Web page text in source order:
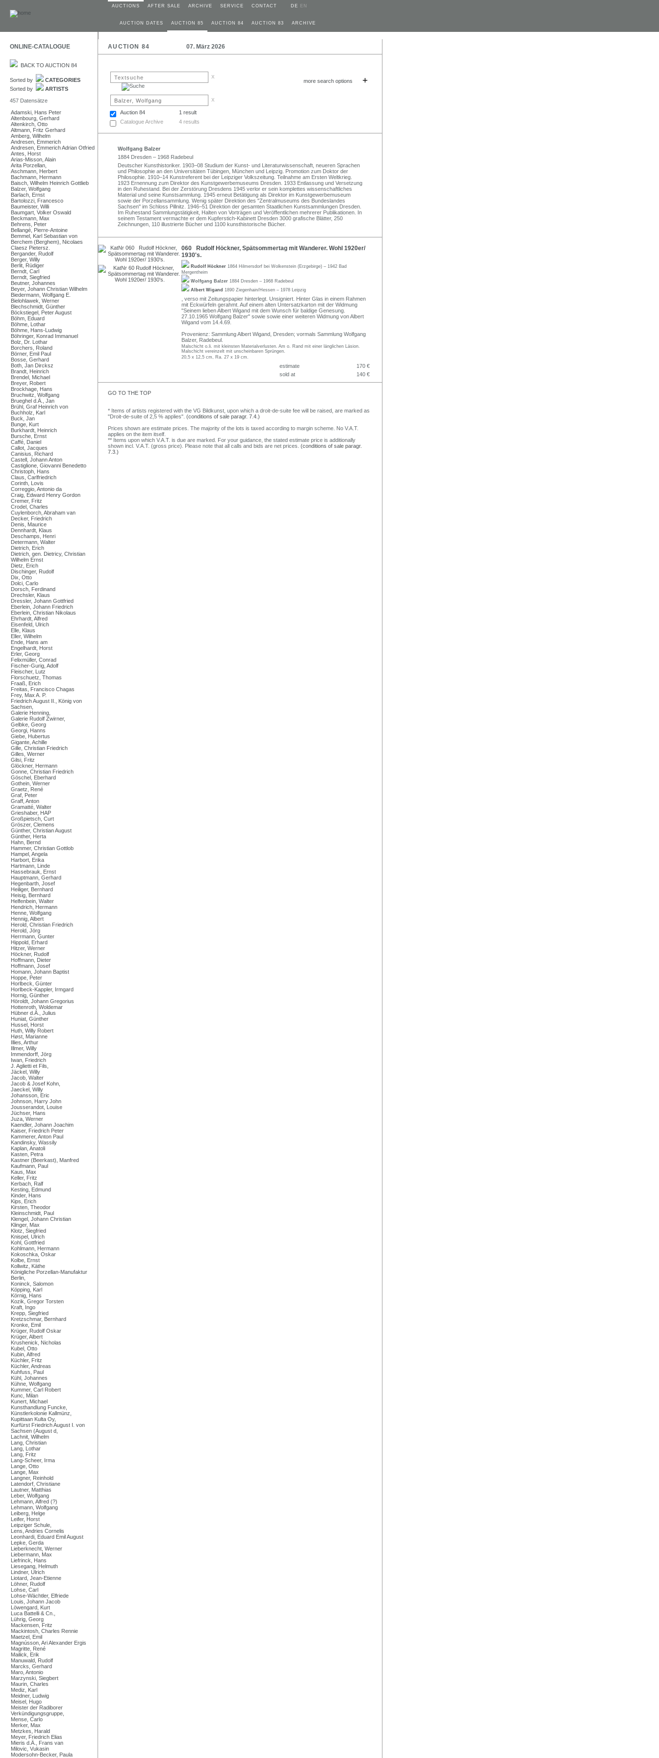
AUCTIONS AFTER SALE ARCHIVE SERVICE CONTACT DE EN
AUCTION DATES AUCTION 85 AUCTION 84 AUCTION 83 ARCHIVE
ONLINE-CATALOGUE AUCTION 84 07. März 2026
BACK TO AUCTION 84
Sorted by
CATEGORIES
Sorted by
ARTISTS
457 Datensätze
Adamski, Hans Peter
Altenbourg, Gerhard
Altenkirch, Otto
Altmann, Fritz Gerhard
Amberg, Wilhelm
Andresen, Emmerich
Andresen, Emmerich Adrian Otfried
Antes, Horst
Arias-Misson, Alain
Arita Porzellan,
Aschmann, Herbert
Bachmann, Hermann
Baisch, Wilhelm Heinrich Gottlieb
Balzer, Wolfgang
Barlach, Ernst
Bartolozzi, Francesco
Baumeister, Willi
Baumgart, Volker Oswald
Beckmann, Max
Behrens, Peter
Bellangé, Pierre-Antoine
Bemmel, Karl Sebastian von
Berchem (Berghem), Nicolaes
Claesz Pietersz.
Bergander, Rudolf
Berger, Willy
Berlit, Rüdiger
Berndt, Carl
Berndt, Siegfried
Beutner, Johannes
Beyer, Johann Christian Wilhelm
Biedermann, Wolfgang E.
Bielohlawek, Werner
Blechschmidt, Günther
Böckstiegel, Peter August
Böhm, Eduard
Böhme, Lothar
Böhme, Hans-Ludwig
Böhringer, Konrad Immanuel
Bolz, Dr. Lothar
Borchers, Roland
Börner, Emil Paul
Bosse, Gerhard
Both, Jan Dircksz
Brandt, Heinrich
Brendel, Michael
Breyer, Robert
Brockhage, Hans
Bruchwitz, Wolfgang
Brueghel d.Ä., Jan
Brühl, Graf Heinrich von
Buchholz, Karl
Buck, Jan
Bunge, Kurt
Burkhardt, Heinrich
Bursche, Ernst
Caffé, Daniel
Callot, Jacques
Canisius, Richard
Castell, Johann Anton
Castiglione, Giovanni Benedetto
Christoph, Hans
Claus, Carlfriedrich
Corinth, Lovis
Correggio, Antonio da
Craig, Edward Henry Gordon
Cremer, Fritz
Crodel, Charles
Cuylenborch, Abraham van
Decker, Friedrich
Denis, Maurice
Dennhardt, Klaus
Deschamps, Henri
Determann, Walter
Dietrich, Erich
Dietrich, gen. Dietricy, Christian
Wilhelm Ernst
Dietz, Erich
Dischinger, Rudolf
Dix, Otto
Dolci, Carlo
Dorsch, Ferdinand
Drechsler, Klaus
Dressler, Johann Gottfried
Eberlein, Johann Friedrich
Eberlein, Christian Nikolaus
Ehrhardt, Alfred
Eisenfeld, Ulrich
Elle, Klaus
Eller, Wilhelm
Ende, Hans am
Engelhardt, Horst
Erler, Georg
Felixmüller, Conrad
Fischer-Gurig, Adolf
Fleischer, Lutz
Florschuetz, Thomas
Fraaß, Erich
Freitas, Francisco Chagas
Frey, Max A. P.
Friedrich August II., König von
Sachsen,
Galerie Henning,
Galerie Rudolf Zwirner,
Gelbke, Georg
Georgi, Hanns
Giebe, Hubertus
Gigante, Achille
Gille, Christian Friedrich
Gilles, Werner
Gilsi, Fritz
Glöckner, Hermann
Gonne, Christian Friedrich
Göschel, Eberhard
Gothein, Werner
Graetz, René
Graf, Peter
Graff, Anton
Gramatté, Walter
Grieshaber, HAP
Großpietsch, Curt
Gröszer, Clemens
Günther, Christian August
Günther, Herta
Hahn, Bernd
Hammer, Christian Gottlob
Hampel, Angela
Harbort, Erika
Hartmann, Linde
Hassebrauk, Ernst
Hauptmann, Gerhard
Hegenbarth, Josef
Heiliger, Bernhard
Heisig, Bernhard
Helfenbein, Walter
Hendrich, Hermann
Henne, Wolfgang
Hennig, Albert
Herold, Christian Friedrich
Herold, Jörg
Herrmann, Gunter
Hippold, Erhard
Hitzer, Werner
Höckner, Rudolf
Hoffmann, Dieter
Hoffmann, Josef
Homann, Johann Baptist
Hoppe, Peter
Horlbeck, Günter
Horlbeck-Kappler, Irmgard
Hornig, Günther
Höroldt, Johann Gregorius
Hottenroth, Woldemar
Hübner d.Ä., Julius
Huniat, Günther
Hussel, Horst
Huth, Willy Robert
Høst, Marianne
Illies, Arthur
Illmer, Willy
Immendorff, Jörg
Iwan, Friedrich
J. Aglietti et Fils,
Jäckel, Willy
Jacob, Walter
Jacob & Josef Kohn,
Jaeckel, Willy
Johansson, Eric
Johnson, Harry John
Jousserandot, Louise
Jüchser, Hans
Juza, Werner
Kaendler, Johann Joachim
Kaiser, Friedrich Peter
Kammerer, Anton Paul
Kandinsky, Wassily
Kaplan, Anatoli
Kasten, Petra
Kastner (Beerkast), Manfred
Kaufmann, Paul
Kaus, Max
Keller, Fritz
Kerbach, Ralf
Kesting, Edmund
Kinder, Hans
Kips, Erich
Kirsten, Theodor
Kleinschmidt, Paul
Klengel, Johann Christian
Klinger, Max
Klotz, Siegfried
Knispel, Ulrich
Kohl, Gottfried
Kohlmann, Hermann
Kokoschka, Oskar
Kolbe, Ernst
Kollwitz, Käthe
Königliche Porzellan-Manufaktur
Berlin,
Koninck, Salomon
Köpping, Karl
Körnig, Hans
Kozik, Gregor Torsten
Kraft, Ingo
Krepp, Siegfried
Kretzschmar, Bernhard
Kronke, Emil
Krüger, Rudolf Oskar
Krüger, Albert
Krushenick, Nicholas
Kubel, Otto
Kubin, Alfred
Küchler, Fritz
Küchler, Andreas
Kuhfuss, Paul
Kühl, Johannes
Kühne, Wolfgang
Kummer, Carl Robert
Kunc, Milan
Kunert, Michael
Kunsthandlung Funcke,
Künstlerkolonie Kallmünz,
Kupittaan Kulta Oy,
Kurfürst Friedrich August I. von
Sachsen (August d,
Lachnit, Wilhelm
Lang, Christian
Lang, Lothar
Lang, Fritz
Lang-Scheer, Irma
Lange, Otto
Lange, Max
Langner, Reinhold
Latendorf, Christiane
Lautner, Matthias
Leber, Wolfgang
Lehmann, Alfred (?)
Lehmann, Wolfgang
Leiberg, Helge
Leifer, Horst
Leipziger Schule,
Lens, Andries Cornelis
Leonhardi, Eduard Emil August
Lepke, Gerda
Lieberknecht, Werner
Liebermann, Max
Liefrinck, Hans
Liesegang, Helmuth
Lindner, Ulrich
Liotard, Jean-Etienne
Löhner, Rudolf
Lohse, Carl
Lohse-Wächtler, Elfriede
Louis, Johann Jacob
Löwengard, Kurt
Luca Battelli & Cn.,
Lührig, Georg
Mackensen, Fritz
Mackintosh, Charles Rennie
Maetzel, Emil
Magnússon, Ari Alexander Ergis
Magritte, René
Mailick, Erik
Manuwald, Rudolf
Marcks, Gerhard
Maro, Antonio
Marzynski, Siegbert
Maurin, Charles
Mediz, Karl
Meidner, Ludwig
Meisel, Hugo
Meister der Radiborer
Verkündigungsgruppe,
Mense, Carlo
Merker, Max
Metzkes, Harald
Meyer, Friedrich Elias
Mieris d.Ä., Frans van
Milovic, Vukasin
Modersohn-Becker, Paula
x
more search options +
x
Auction 84
1 result
Catalogue Archive
4 results
Wolfgang Balzer
1884 Dresden – 1968 Radebeul
Deutscher Kunsthistoriker. 1903–08 Studium der Kunst- und Literaturwissenschaft, neueren Sprachen
und Philosophie an den Universitäten Tübingen, München und Leipzig. Promotion zum Doktor der
Philosophie. 1910–14 Kunstreferent bei der Leipziger Volkszeitung. Teilnahme am Ersten Weltkrieg.
1923 Ernennung zum Direktor des Kunstgewerbemuseums Dresden. 1933 Entlassung und Versetzung
in den Ruhestand. Bei der Zerstörung Dresdens 1945 verlor er sein komplettes wissenschaftliches
Material und seine Kunstsammlung. 1945 erneut Betätigung als Direktor im Kunstgewerbemuseum
sowie der Porzellansammlung. Wenig später Direktion des "Zentralmuseums des Bundeslandes
Sachsen" im Schloss Pillnitz. 1946–51 Direktion der gesamten Staatlichen Kunstsammlungen Dresden.
Im Ruhestand Sammlungstätigkeit, Halten von Vorträgen und Veröffentlichen mehrerer Publikationen. In
seinem Testament vermachte er dem Kupferstich-Kabinett Dresden 3000 grafische Blätter, 250
Zeichnungen, 110 illustrierte Bücher und 1100 kunsthistorische Bücher.
060 Rudolf Höckner, Spätsommertag mit Wanderer. Wohl 1920er/
1930's.
Rudolf Höckner 1864 Hilmersdorf bei Wolkenstein (Erzgebirge) – 1942 Bad
Mergentheim
Wolfgang Balzer 1884 Dresden – 1968 Radebeul
Albert Wigand 1890 Ziegenhain/Hessen – 1978 Leipzig
, verso mit Zeitungspapier hinterlegt. Unsigniert. Hinter Glas in einem Rahmen
mit Eckwürfeln gerahmt. Auf einem alten Untersatzkarton mit der Widmung
"Seinem lieben Albert Wigand mit dem Wunsch für baldige Genesung.
27.10.1965 Wolfgang Balzer" sowie sowie einer weiteren Widmung von Albert
Wigand vom 14.4.69.
Provenienz: Sammlung Albert Wigand, Dresden; vormals Sammlung Wolfgang
Balzer, Radebeul.
Malschicht o.li. mit kleinsten Materialverlusten. Am o. Rand mit einer länglichen Läsion.
Malschicht vereinzelt mit unscheinbaren Sprüngen.
20,5 x 12,5 cm, Ra. 27 x 19 cm.
estimate
170 €
sold at
140 €
GO TO THE TOP
* Items of artists registered with the VG Bildkunst, upon which a droit-de-suite fee will be raised, are marked as
"Droit-de-suite of 2,5 % applies". (conditions of sale paragr. 7.4.)
Prices shown are estimate prices. The majority of the lots is taxed according to margin scheme. No V.A.T.
applies on the item itself.
** Items upon which V.A.T. is due are marked. For your guidance, the stated estimate price is additionally
shown incl. V.A.T. (gross price). Please note that all calls and bids are net prices. (conditions of sale paragr.
7.3.)